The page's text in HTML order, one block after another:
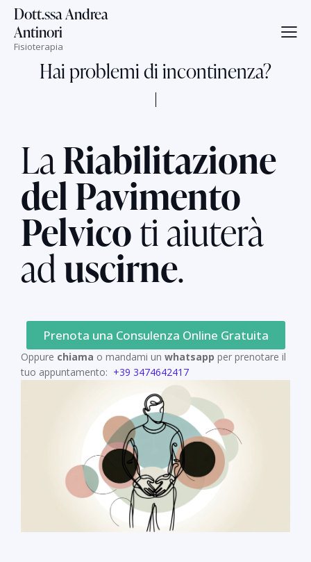
Dott.ssa Andrea
Antinori
Fisioterapia
Hai problemi di incontinenza?
LaRiabilitazione
del Pavimento
Pelvicoti aiuterà
aduscirne.
Prenota una Consulenza Online Gratuita
Oppure chiama o mandami un whatsapp per prenotare il
tuo appuntamento: +39 3474642417